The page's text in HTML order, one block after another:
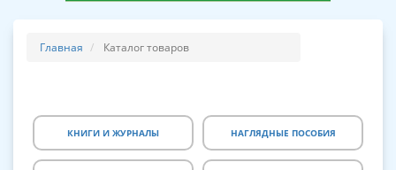
Главная Каталог товаров
КНИГИ И ЖУРНАЛЫ НАГЛЯДНЫЕ ПОСОБИЯ